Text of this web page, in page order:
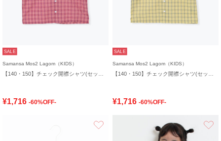
SALE
Samansa Mos2 Lagom（KIDS）
¥1,716 -60%OFF-
SALE
Samansa Mos2 Lagom（KIDS）
¥1,716 -60%OFF-